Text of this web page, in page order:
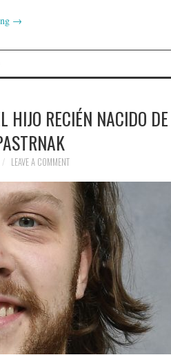
→
HIJO RECIÉN NACIDO DE
LEAVE A COMMENT